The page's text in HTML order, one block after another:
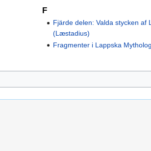
F
Fjärde delen: Valda stycken af
(Læstadius)
Fragmenter i Lappska